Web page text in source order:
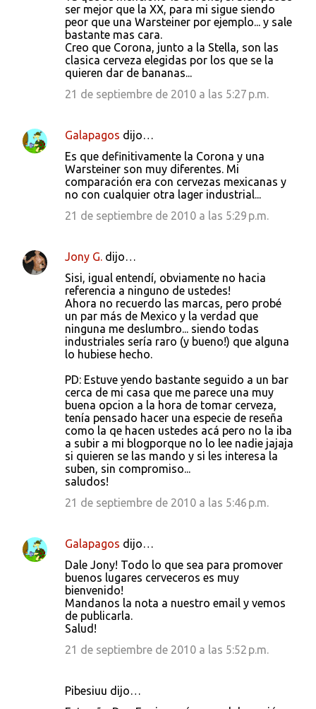
ser mejor que la XX, para mi sigue siendo
peor que una Warsteiner por ejemplo... y sale
bastante mas cara.
Creo que Corona, junto a la Stella, son las
clasica cerveza elegidas por los que se la
quieren dar de bananas...
21 de septiembre de 2010 a las 5:27 p.m.
Galapagos dijo…
Es que definitivamente la Corona y una
Warsteiner son muy diferentes. Mi
comparación era con cervezas mexicanas y
no con cualquier otra lager industrial...
21 de septiembre de 2010 a las 5:29 p.m.
Jony G. dijo…
Sisi, igual entendí, obviamente no hacia
referencia a ninguno de ustedes!
Ahora no recuerdo las marcas, pero probé
un par más de Mexico y la verdad que
ninguna me deslumbro... siendo todas
industriales sería raro (y bueno!) que alguna
lo hubiese hecho.
PD: Estuve yendo bastante seguido a un bar
cerca de mi casa que me parece una muy
buena opcion a la hora de tomar cerveza,
tenía pensado hacer una especie de reseña
como la qe hacen ustedes acá pero no la iba
a subir a mi blogporque no lo lee nadie jajaja
si quieren se las mando y si les interesa la
suben, sin compromiso...
saludos!
21 de septiembre de 2010 a las 5:46 p.m.
Galapagos dijo…
Dale Jony! Todo lo que sea para promover
buenos lugares cerveceros es muy
bienvenido!
Mandanos la nota a nuestro email y vemos
de publicarla.
Salud!
21 de septiembre de 2010 a las 5:52 p.m.
Pibesiuu dijo…